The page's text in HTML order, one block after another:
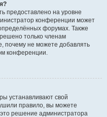
предоставлено на уровне
конференции может
форумах. Также
только членам
почему не можете добавлять
конференции.
устанавливают свой
правило, вы можете
решение администратора